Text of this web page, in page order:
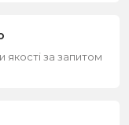
якості за запитом